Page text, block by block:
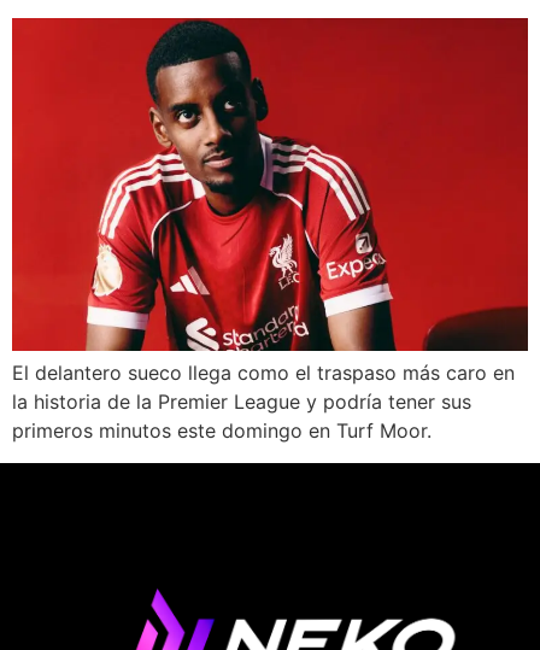
El delantero sueco llega como el traspaso más caro en
la historia de la Premier League y podría tener sus
primeros minutos este domingo en Turf Moor.